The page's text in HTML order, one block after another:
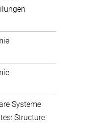
Systeme
Structure